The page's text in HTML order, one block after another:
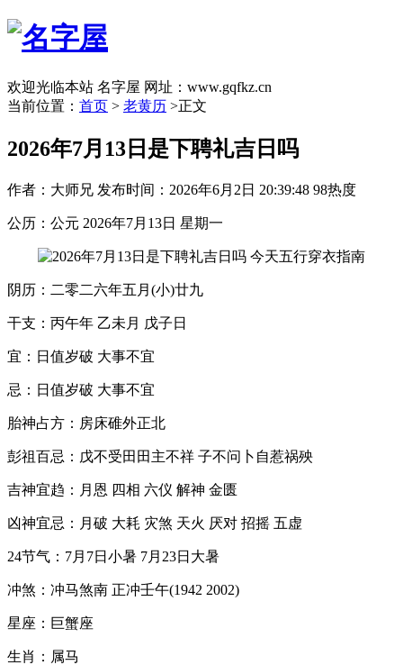
欢迎光临本站 名字屋 网址：www.gqfkz.cn
当前位置： 首页 > 老黄历 >正文
2026年7月13日是下聘礼吉日吗
作者：大师兄 发布时间：2026年6月2日 20:39:48 98热度
公历：公元 2026年7月13日 星期一
阴历：二零二六年五月(小)廿九
干支：丙午年 乙未月 戊子日
宜：日值岁破 大事不宜
忌：日值岁破 大事不宜
胎神占方：房床碓外正北
彭祖百忌：戊不受田田主不祥 子不问卜自惹祸殃
吉神宜趋：月恩 四相 六仪 解神 金匮
凶神宜忌：月破 大耗 灾煞 天火 厌对 招摇 五虚
24节气：7月7日小暑 7月23日大暑
冲煞：冲马煞南 正冲壬午(1942 2002)
星座：巨蟹座
生肖：属马